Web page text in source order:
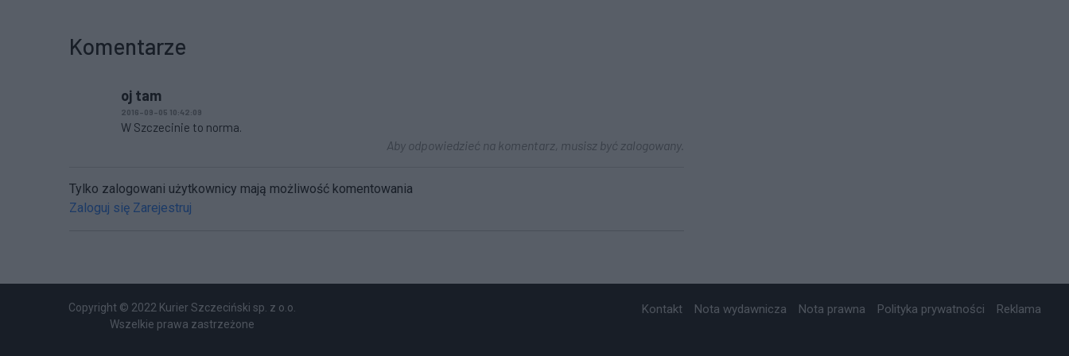
Komentarze
oj tam
2016-09-05 10:42:09
W Szczecinie to norma.
Aby odpowiedzieć na komentarz, musisz być zalogowany.
Tylko zalogowani użytkownicy mają możliwość komentowania
Zaloguj się Zarejestruj
Copyright © 2022 Kurier Szczeciński sp. z o.o.
Wszelkie prawa zastrzeżone
Kontakt Nota wydawnicza Nota prawna Polityka prywatności Reklama